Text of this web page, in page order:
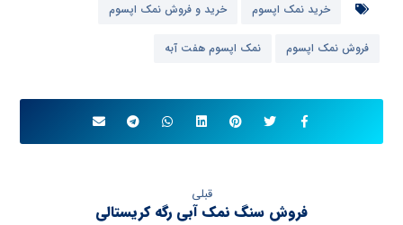
خرید نمک اپسوم خرید و فروش نمک اپسوم
فروش نمک اپسوم نمک اپسوم هفت آبه
قبلی
فروش سنگ نمک آبی رگه کریستالی